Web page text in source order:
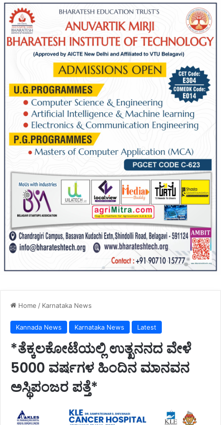
Home / Karnataka News
Kannada News Karnataka News Latest
*ತೆಕ್ಕಲಕೋಟೆಯಲ್ಲಿ ಉತ್ಖನನದ ವೇಳೆ
5000 ವರ್ಷಗಳ ಹಿಂದಿನ ಮಾನವನ
ಅಸ್ಥಿಪಂಜರ ಪತ್ತೆ*